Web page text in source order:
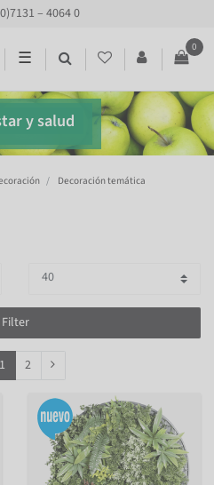
– 4064 0
☰
0
y salud
Decoración temática
Filter
1 2